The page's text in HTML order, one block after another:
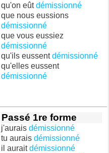
qu'on eûtdémissionné
que nous eussions
démissionné
que vous eussiez
démissionné
qu'ils eussentdémissionné
qu'elles eussent
démissionné
Passé 1re forme
j'aurais démissionné
tu aurais démissionné
il auraitdémissionné